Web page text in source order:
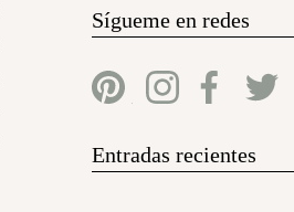
Sígueme en redes
Entradas recientes